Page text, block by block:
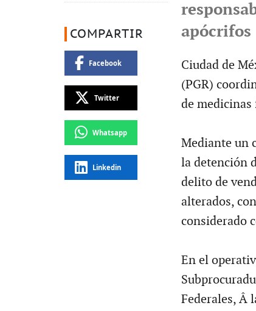
COMPARTIR
Facebook
Twitter
Whatsapp
Linkedin
apócrifos
Ciudad de
(PGR)
de medicinas
Mediante un
la detención
delito de
alterados,
considerado
En el
Federales, Â